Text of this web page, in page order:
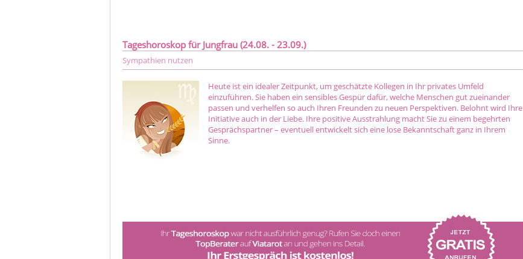
Tageshoroskop für Jungfrau (24.08. - 23.09.)
Sympathien nutzen
Heute ist ein idealer Zeitpunkt, um geschätzte Kollegen in Ihr privates Umfeld
einzuführen. Sie haben ein sensibles Gespür dafür, welche Menschen gut zueinander
passen und verhelfen so auch Ihren Freunden zu neuen Perspektiven. Belohnt wird Ihre
Initiative auch in der Liebe. Ihre positive Ausstrahlung macht Sie zu einem begehrten
Gesprächspartner – eventuell entwickelt sich eine lose Bekanntschaft ganz in Ihrem
Sinne.